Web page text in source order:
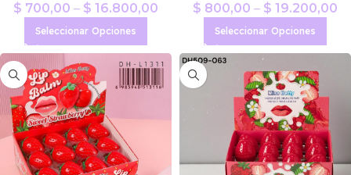
$ 700,00 – $ 16.800,00
Seleccionar Opciones
$ 800,00 – $ 19.200,00
Seleccionar Opciones